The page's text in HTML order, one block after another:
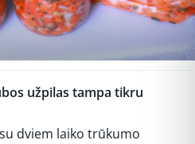
užpilas tampa tikru
dviem laiko trūkumo